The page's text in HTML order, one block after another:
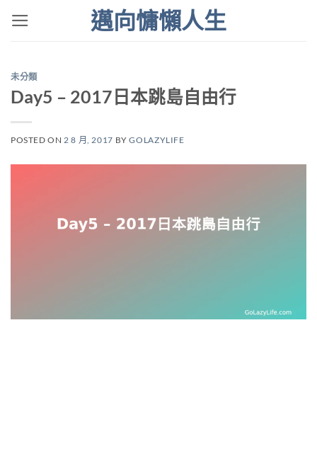
邁向慵懶人生
未分類
Day5 – 2017日本跳島自由行
POSTED ON2 8 月, 2017 BYGOLAZYLIFE